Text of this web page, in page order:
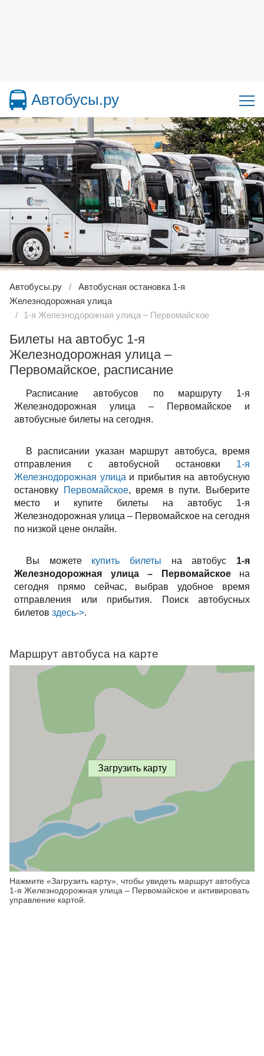
Автобусы.ру
Автобусы.ру
Автобусная остановка 1-я
Железнодорожная улица
1-я Железнодорожная улица – Первомайское
Билеты на автобус 1-я
Железнодорожная улица –
Первомайское, расписание
Расписание автобусов по маршруту 1-я
Железнодорожная улица – Первомайское и
автобусные билеты на сегодня.
В расписании указан маршрут автобуса, время
отправления с автобусной остановки 1-я
Железнодорожная улица и прибытия на автобусную
остановку
Первомайское, время в пути. Выберите
место и купите билеты на автобус 1-я
Железнодорожная улица – Первомайское на сегодня
по низкой цене онлайн.
Вы можете купить билеты на автобус 1-я
Железнодорожная улица – Первомайскоена
сегодня прямо сейчас, выбрав удобное время
отправления или прибытия. Поиск автобусных
билетов здесь->.
Маршрут автобуса на карте
Загрузить карту
Нажмите «Загрузить карту», чтобы увидеть маршрут автобуса
1-я Железнодорожная улица – Первомайское и активировать
управление картой.